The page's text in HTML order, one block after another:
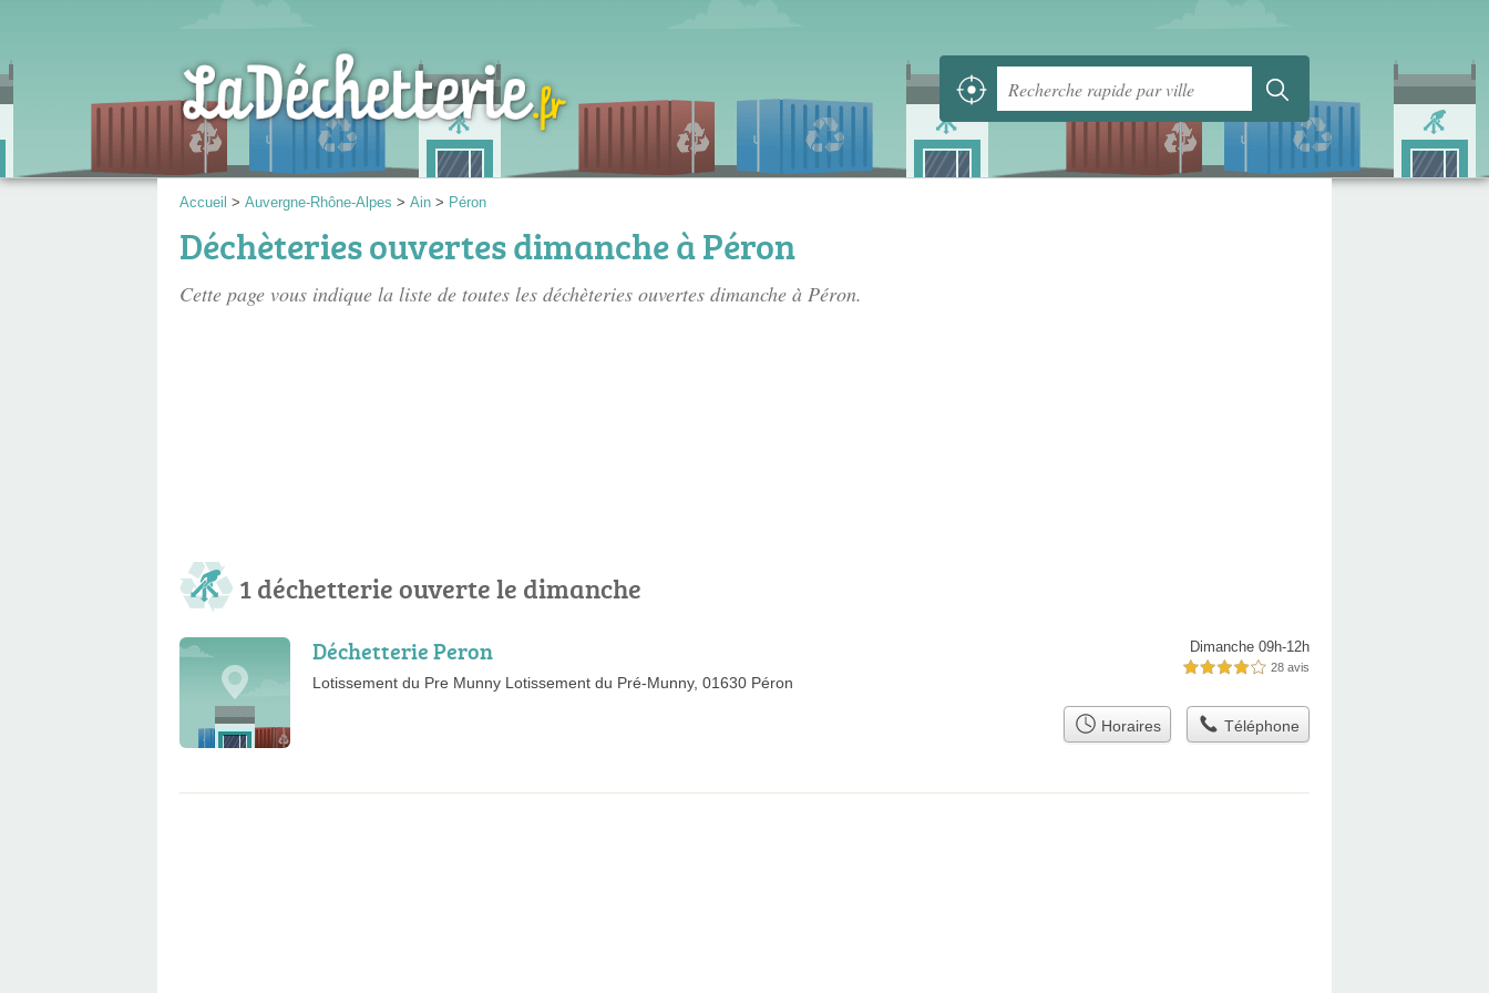
Accueil > Auvergne-Rhône-Alpes > Ain > Péron
Déchèteries ouvertes dimanche à Péron
Cette page vous indique la liste de toutes les déchèteries ouvertes dimanche à Péron.
1 déchetterie ouverte le dimanche
Déchetterie Peron
Lotissement du Pre Munny Lotissement du Pré-Munny, 01630 Péron
Dimanche 09h-12h
4,0 étoiles sur 5 28 avis
Horaires Téléphone